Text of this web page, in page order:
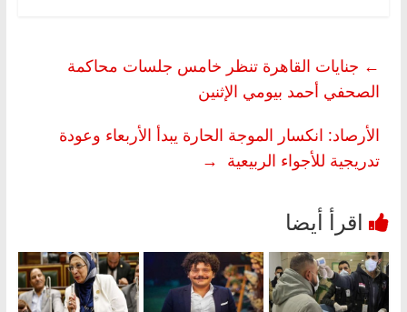
← جنايات القاهرة تنظر خامس جلسات محاكمة
الصحفي أحمد بيومي الإثنين
الأرصاد: انكسار الموجة الحارة يبدأ الأربعاء وعودة
تدريجية للأجواء الربيعية →